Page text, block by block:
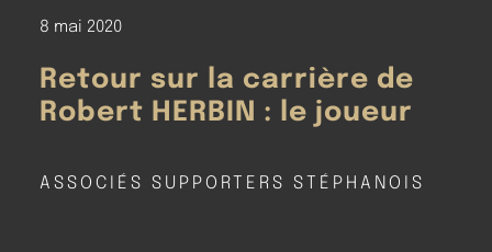
8 mai 2020
Retour sur la carrière de
Robert HERBIN : le joueur
ASSOCIÉS SUPPORTERS STÉPHANOIS